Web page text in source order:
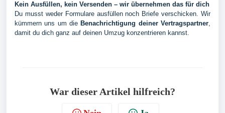
Kein Ausfüllen, kein Versenden – wir übernehmen das für dich
Du musst weder Formulare ausfüllen noch Briefe verschicken. Wir
kümmern uns um die Benachrichtigung deiner Vertragspartner,
damit du dich ganz auf deinen Umzug konzentrieren kannst.
War dieser Artikel hilfreich?